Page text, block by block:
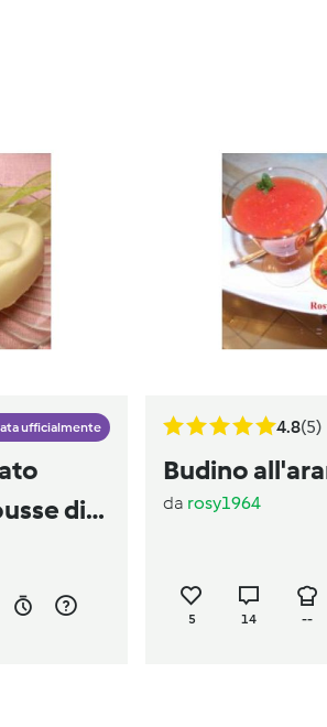
ufficialmente
di
4.8(5)
Budino
da rosy1964
5 14 --